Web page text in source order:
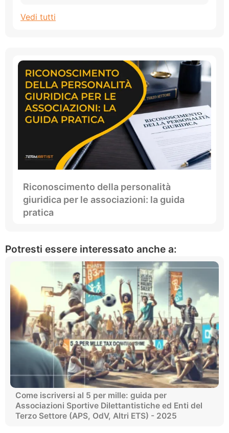
Vedi tutti
Riconoscimento della personalità
giuridica per le associazioni: la guida
pratica
Potresti essere interessato anche a:
Come iscriversi al 5 per mille: guida per
Associazioni Sportive Dilettantistiche ed Enti del
Terzo Settore (APS, OdV, Altri ETS) - 2025